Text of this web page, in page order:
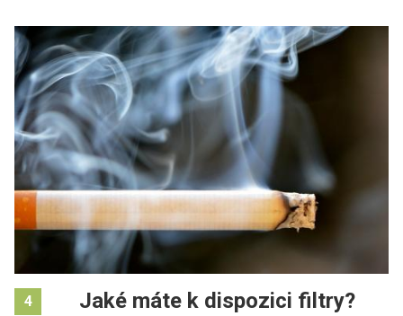
4 Jaké máte k dispozici filtry?